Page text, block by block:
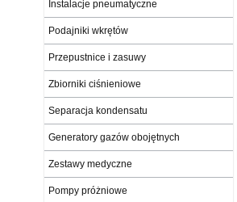
Instalacje pneumatyczne
Podajniki wkrętów
Przepustnice i zasuwy
Zbiorniki ciśnieniowe
Separacja kondensatu
Generatory gazów obojętnych
Zestawy medyczne
Pompy próżniowe